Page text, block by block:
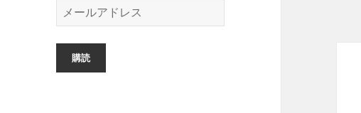
ー
ル
ド
購読